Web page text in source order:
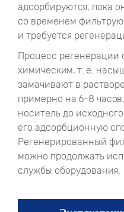
адсорбируются, пока
со временем
и требуется
Процесс регенерации
химическим, т. е.
замачивают в
примерно на 6-8
носитель до
его адсорбционную
Регенерированный
можно продолжать
службы оборудования.